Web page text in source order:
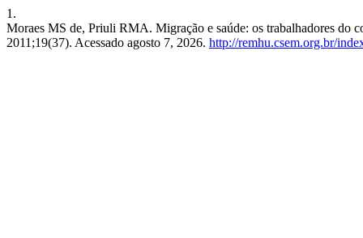
1.
Moraes MS de, Priuli RMA. Migração e saúde: os trabalhadores do
2011;19(37). Acessado agosto 7, 2026. http://remhu.csem.org.br/